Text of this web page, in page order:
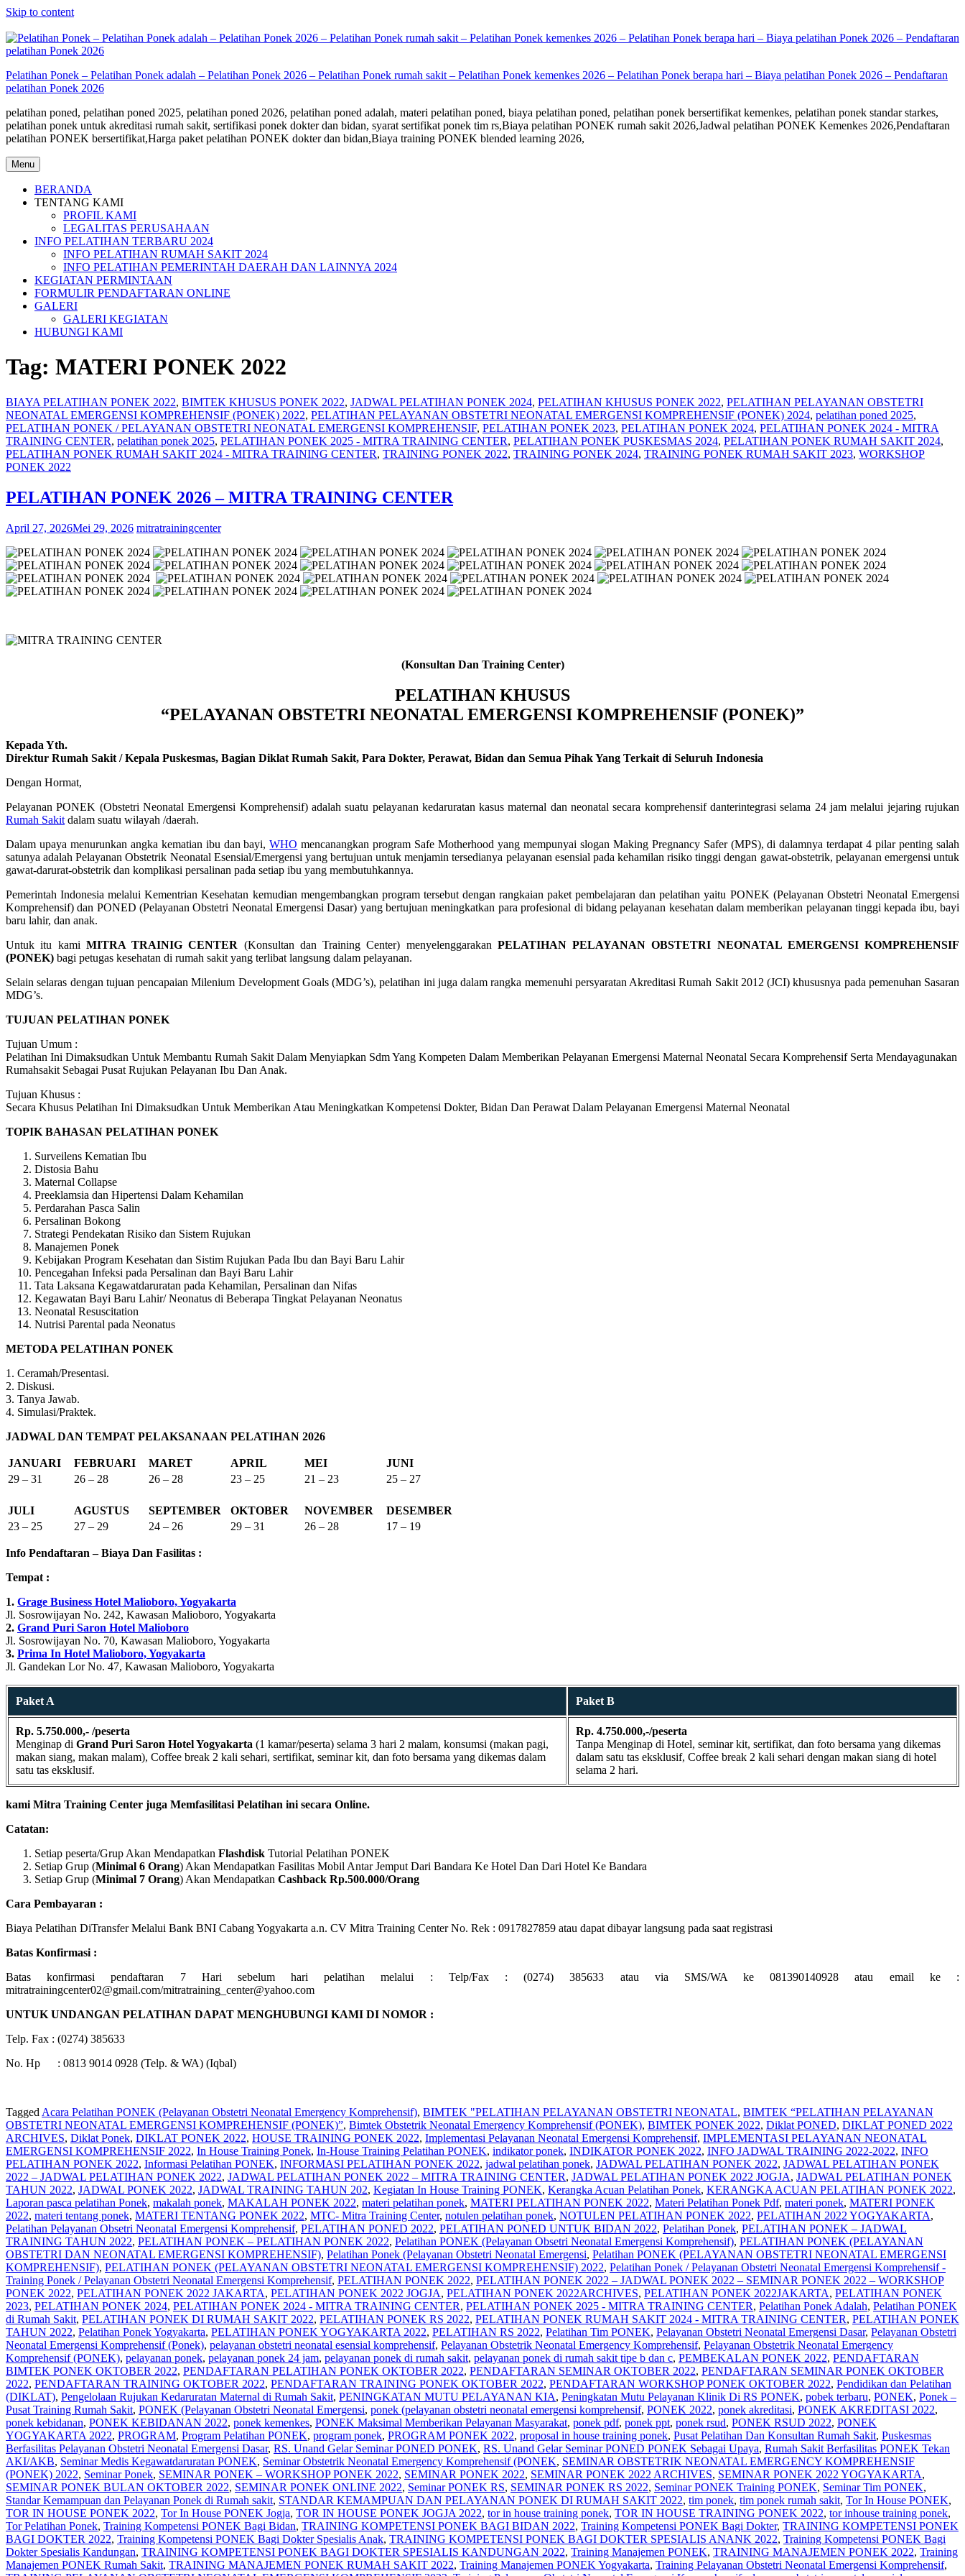
Skip to content
Pelatihan Ponek – Pelatihan Ponek adalah – Pelatihan Ponek 2026 – Pelatihan Ponek rumah sakit – Pelatihan Ponek kemenkes 2026 – Pelatihan Ponek berapa hari – Biaya pelatihan Ponek 2026 – Pendaftaran
pelatihan Ponek 2026
pelatihan poned, pelatihan poned 2025, pelatihan poned 2026, pelatihan poned adalah, materi pelatihan poned, biaya pelatihan poned, pelatihan ponek bersertifikat kemenkes, pelatihan ponek standar starkes,
pelatihan ponek untuk akreditasi rumah sakit, sertifikasi ponek dokter dan bidan, syarat sertifikat ponek tim rs,Biaya pelatihan PONEK rumah sakit 2026,Jadwal pelatihan PONEK Kemenkes 2026,Pendaftaran
pelatihan PONEK bersertifikat,Harga paket pelatihan PONEK dokter dan bidan,Biaya training PONEK blended learning 2026,
Menu
BERANDA
TENTANG KAMI
PROFIL KAMI
LEGALITAS PERUSAHAAN
INFO PELATIHAN TERBARU 2024
INFO PELATIHAN RUMAH SAKIT 2024
INFO PELATIHAN PEMERINTAH DAERAH DAN LAINNYA 2024
KEGIATAN PERMINTAAN
FORMULIR PENDAFTARAN ONLINE
GALERI
GALERI KEGIATAN
HUBUNGI KAMI
Tag: MATERI PONEK 2022
BIAYA PELATIHAN PONEK 2022, BIMTEK KHUSUS PONEK 2022, JADWAL PELATIHAN PONEK 2024, PELATIHAN KHUSUS PONEK 2022, PELATIHAN PELAYANAN OBSTETRI
NEONATAL EMERGENSI KOMPREHENSIF (PONEK) 2022, PELATIHAN PELAYANAN OBSTETRI NEONATAL EMERGENSI KOMPREHENSIF (PONEK) 2024, pelatihan poned 2025,
PELATIHAN PONEK / PELAYANAN OBSTETRI NEONATAL EMERGENSI KOMPREHENSIF, PELATIHAN PONEK 2023, PELATIHAN PONEK 2024, PELATIHAN PONEK 2024 - MITRA
TRAINING CENTER, pelatihan ponek 2025, PELATIHAN PONEK 2025 - MITRA TRAINING CENTER, PELATIHAN PONEK PUSKESMAS 2024, PELATIHAN PONEK RUMAH SAKIT 2024,
PELATIHAN PONEK RUMAH SAKIT 2024 - MITRA TRAINING CENTER, TRAINING PONEK 2022, TRAINING PONEK 2024, TRAINING PONEK RUMAH SAKIT 2023, WORKSHOP
PONEK 2022
PELATIHAN PONEK 2026 – MITRA TRAINING CENTER
April 27, 2026Mei 29, 2026 mitratrainingcenter
(Konsultan Dan Training Center)
PELATIHAN KHUSUS
“PELAYANAN OBSTETRI NEONATAL EMERGENSI KOMPREHENSIF (PONEK)”
Kepada Yth.
Direktur Rumah Sakit / Kepala Puskesmas, Bagian Diklat Rumah Sakit, Para Dokter, Perawat, Bidan dan Semua Pihak Yang Terkait di Seluruh Indonesia
Dengan Hormat,
Pelayanan PONEK (Obstetri Neonatal Emergensi Komprehensif) adalah suatu pelayanan kedaruratan kasus maternal dan neonatal secara komprehensif danterintegrasi selama 24 jam melalui jejaring rujukan
Rumah Sakit dalam suatu wilayah /daerah.
Dalam upaya menurunkan angka kematian ibu dan bayi,WHO mencanangkan program Safe Motherhood yang mempunyai slogan Making Pregnancy Safer (MPS), di dalamnya terdapat 4 pilar penting salah
satunya adalah Pelayanan Obstetrik Neonatal Esensial/Emergensi yang bertujuan untuk menjamin tersedianya pelayanan esensial pada kehamilan risiko tinggi dengan gawat-obstetrik, pelayanan emergensi untuk
gawat-darurat-obstetrik dan komplikasi persalinan pada setiap ibu yang membutuhkannya.
Pemerintah Indonesia melalui Kementrian Kesehatan kemudian mengembangkan program tersebut dengan rangkaian paket pembelajaran dan pelatihan yaitu PONEK (Pelayanan Obstetri Neonatal Emergensi
Komprehensif) dan PONED (Pelayanan Obstetri Neonatal Emergensi Dasar) yang bertujuan meningkatkan para profesional di bidang pelayanan kesehatan dalam memberikan pelayanan tinggi kepada ibu, bayi
baru lahir, dan anak.
Untuk itu kami MITRA TRAINIG CENTER (Konsultan dan Training Center) menyelenggarakan PELATIHAN PELAYANAN OBSTETRI NEONATAL EMERGENSI KOMPREHENSIF
(PONEK) bagi petugas kesehatan di rumah sakit yang terlibat langsung dalam pelayanan.
Selain selaras dengan tujuan pencapaian Milenium Development Goals (MDG’s), pelatihan ini juga dalam rangka memenuhi persyaratan Akreditasi Rumah Sakit 2012 (JCI) khususnya pada pemenuhan Sasaran
MDG’s.
TUJUAN PELATIHAN PONEK
Tujuan Umum :
Pelatihan Ini Dimaksudkan Untuk Membantu Rumah Sakit Dalam Menyiapkan Sdm Yang Kompeten Dalam Memberikan Pelayanan Emergensi Maternal Neonatal Secara Komprehensif Serta Mendayagunakan
Rumahsakit Sebagai Pusat Rujukan Pelayanan Ibu Dan Anak.
Tujuan Khusus :
Secara Khusus Pelatihan Ini Dimaksudkan Untuk Memberikan Atau Meningkatkan Kompetensi Dokter, Bidan Dan Perawat Dalam Pelayanan Emergensi Maternal Neonatal
TOPIK BAHASAN PELATIHAN PONEK
Surveilens Kematian Ibu
Distosia Bahu
Maternal Collapse
Preeklamsia dan Hipertensi Dalam Kehamilan
Perdarahan Pasca Salin
Persalinan Bokong
Strategi Pendekatan Risiko dan Sistem Rujukan
Manajemen Ponek
Kebijakan Program Kesehatan dan Sistim Rujukan Pada Ibu dan Bayi Baru Lahir
Pencegahan Infeksi pada Persalinan dan Bayi Baru Lahir
Tata Laksana Kegawatdaruratan pada Kehamilan, Persalinan dan Nifas
Kegawatan Bayi Baru Lahir/ Neonatus di Beberapa Tingkat Pelayanan Neonatus
Neonatal Resuscitation
Nutrisi Parental pada Neonatus
METODA PELATIHAN PONEK
1. Ceramah/Presentasi.
2. Diskusi.
3. Tanya Jawab.
4. Simulasi/Praktek.
JADWAL DAN TEMPAT PELAKSANAAN PELATIHAN 2026
JANUARI FEBRUARI MARET APRIL MEI
JUNI
29 – 31
26 – 28 26 – 28 23 – 25 21 – 23 25 – 27
JULI AGUSTUS SEPTEMBER OKTOBER NOVEMBER
DESEMBER
23 – 25
27 – 29 24 – 26 29 – 31 26 – 28 17 – 19
Info Pendaftaran – Biaya Dan Fasilitas :
Tempat :
1. Grage Business Hotel Malioboro, Yogyakarta
Jl. Sosrowijayan No. 242, Kawasan Malioboro, Yogyakarta
2. Grand Puri Saron Hotel Malioboro
Jl. Sosrowijayan No. 70, Kawasan Malioboro, Yogyakarta
3. Prima In Hotel Malioboro, Yogyakarta
Jl. Gandekan Lor No. 47, Kawasan Malioboro, Yogyakarta
Paket A Paket B
Rp. 5.750.000,- /peserta
Menginap di Grand Puri Saron Hotel Yogyakarta (1 kamar/peserta) selama 3 hari 2 malam, konsumsi (makan pagi,
makan siang, makan malam), Coffee break 2 kali sehari, sertifikat, seminar kit, dan foto bersama yang dikemas dalam
satu tas eksklusif.
Rp. 4.750.000,-/peserta
Tanpa Menginap di Hotel, seminar kit, sertifikat, dan foto bersama yang dikemas
dalam satu tas eksklusif, Coffee break 2 kali sehari dengan makan siang di hotel
selama 2 hari.
kami Mitra Training Center juga Memfasilitasi Pelatihan ini secara Online.
Catatan:
Setiap peserta/Grup Akan Mendapatkan Flashdisk Tutorial Pelatihan PONEK
Setiap Grup (Minimal 6 Orang) Akan Mendapatkan Fasilitas Mobil Antar Jemput Dari Bandara Ke Hotel Dan Dari Hotel Ke Bandara
Setiap Grup (Minimal 7 Orang) Akan Mendapatkan Cashback Rp.500.000/Orang
Cara Pembayaran :
Biaya Pelatihan DiTransfer Melalui Bank BNI Cabang Yogyakarta a.n. CV Mitra Training Center No. Rek : 0917827859 atau dapat dibayar langsung pada saat registrasi
Batas Konfirmasi :
Batas konfirmasi pendaftaran 7 Hari sebelum hari pelatihan melalui : Telp/Fax : (0274) 385633 atau via SMS/WA ke 081390140928 atau email ke :
mitratrainingcenter02@gmail.com/mitratraining_center@yahoo.com
UNTUK UNDANGAN PELATIHAN DAPAT MENGHUBUNGI KAMI DI NOMOR :
Telp. Fax : (0274) 385633
No. Hp : 0813 9014 0928 (Telp. & WA) (Iqbal)
Tagged Acara Pelatihan PONEK (Pelayanan Obstetri Neonatal Emergency Komprehensif), BIMTEK "PELATIHAN PELAYANAN OBSTETRI NEONATAL, BIMTEK “PELATIHAN PELAYANAN
OBSTETRI NEONATAL EMERGENSI KOMPREHENSIF (PONEK)”, Bimtek Obstetrik Neonatal Emergency Komprehensif (PONEK), BIMTEK PONEK 2022, Diklat PONED, DIKLAT PONED 2022
ARCHIVES, Diklat Ponek, DIKLAT PONEK 2022, HOUSE TRAINING PONEK 2022, Implementasi Pelayanan Neonatal Emergensi Komprehensif, IMPLEMENTASI PELAYANAN NEONATAL
EMERGENSI KOMPREHENSIF 2022, In House Training Ponek, In-House Training Pelatihan PONEK, indikator ponek, INDIKATOR PONEK 2022, INFO JADWAL TRAINING 2022-2022, INFO
PELATIHAN PONEK 2022, Informasi Pelatihan PONEK, INFORMASI PELATIHAN PONEK 2022, jadwal pelatihan ponek, JADWAL PELATIHAN PONEK 2022, JADWAL PELATIHAN PONEK
2022 – JADWAL PELATIHAN PONEK 2022, JADWAL PELATIHAN PONEK 2022 – MITRA TRAINING CENTER, JADWAL PELATIHAN PONEK 2022 JOGJA, JADWAL PELATIHAN PONEK
TAHUN 2022, JADWAL PONEK 2022, JADWAL TRAINING TAHUN 202, Kegiatan In House Training PONEK, Kerangka Acuan Pelatihan Ponek, KERANGKA ACUAN PELATIHAN PONEK 2022,
Laporan pasca pelatihan Ponek, makalah ponek, MAKALAH PONEK 2022, materi pelatihan ponek, MATERI PELATIHAN PONEK 2022, Materi Pelatihan Ponek Pdf, materi ponek, MATERI PONEK
2022, materi tentang ponek, MATERI TENTANG PONEK 2022, MTC- Mitra Training Center, notulen pelatihan ponek, NOTULEN PELATIHAN PONEK 2022, PELATIHAN 2022 YOGYAKARTA,
Pelatihan Pelayanan Obsetri Neonatal Emergensi Komprehensif, PELATIHAN PONED 2022, PELATIHAN PONED UNTUK BIDAN 2022, Pelatihan Ponek, PELATIHAN PONEK – JADWAL
TRAINING TAHUN 2022, PELATIHAN PONEK – PELATIHAN PONEK 2022, Pelatihan PONEK (Pelayanan Obsetri Neonatal Emergensi Komprehensif), PELATIHAN PONEK (PELAYANAN
OBSTETRI DAN NEONATAL EMERGENSI KOMPREHENSIF), Pelatihan Ponek (Pelayanan Obstetri Neonatal Emergensi, Pelatihan PONEK (PELAYANAN OBSTETRI NEONATAL EMERGENSI
KOMPREHENSIF), PELATIHAN PONEK (PELAYANAN OBSTETRI NEONATAL EMERGENSI KOMPREHENSIF) 2022, Pelatihan Ponek / Pelayanan Obstetri Neonatal Emergensi Komprehensif -
Training Ponek / Pelayanan Obstetri Neonatal Emergensi Komprehensif, PELATIHAN PONEK 2022, PELATIHAN PONEK 2022 – JADWAL PONEK 2022 – SEMINAR PONEK 2022 – WORKSHOP
PONEK 2022, PELATIHAN PONEK 2022 JAKARTA, PELATIHAN PONEK 2022 JOGJA, PELATIHAN PONEK 2022ARCHIVES, PELATIHAN PONEK 2022JAKARTA, PELATIHAN PONEK
2023, PELATIHAN PONEK 2024, PELATIHAN PONEK 2024 - MITRA TRAINING CENTER, PELATIHAN PONEK 2025 - MITRA TRAINING CENTER, Pelatihan Ponek Adalah, Pelatihan PONEK
di Rumah Sakit, PELATIHAN PONEK DI RUMAH SAKIT 2022, PELATIHAN PONEK RS 2022, PELATIHAN PONEK RUMAH SAKIT 2024 - MITRA TRAINING CENTER, PELATIHAN PONEK
TAHUN 2022, Pelatihan Ponek Yogyakarta, PELATIHAN PONEK YOGYAKARTA 2022, PELATIHAN RS 2022, Pelatihan Tim PONEK, Pelayanan Obstetri Neonatal Emergensi Dasar, Pelayanan Obstetri
Neonatal Emergensi Komprehensif (Ponek), pelayanan obstetri neonatal esensial komprehensif, Pelayanan Obstetrik Neonatal Emergency Komprehensif, Pelayanan Obstetrik Neonatal Emergency
Komprehensif (PONEK), pelayanan ponek, pelayanan ponek 24 jam, pelayanan ponek di rumah sakit, pelayanan ponek di rumah sakit tipe b dan c, PEMBEKALAN PONEK 2022, PENDAFTARAN
BIMTEK PONEK OKTOBER 2022, PENDAFTARAN PELATIHAN PONEK OKTOBER 2022, PENDAFTARAN SEMINAR OKTOBER 2022, PENDAFTARAN SEMINAR PONEK OKTOBER
2022, PENDAFTARAN TRAINING OKTOBER 2022, PENDAFTARAN TRAINING PONEK OKTOBER 2022, PENDAFTARAN WORKSHOP PONEK OKTOBER 2022, Pendidikan dan Pelatihan
(DIKLAT), Pengelolaan Rujukan Kedaruratan Maternal di Rumah Sakit, PENINGKATAN MUTU PELAYANAN KIA, Peningkatan Mutu Pelayanan Klinik Di RS PONEK, pobek terbaru, PONEK, Ponek –
Pusat Training Rumah Sakit, PONEK (Pelayanan Obstetri Neonatal Emergensi, ponek (pelayanan obstetri neonatal emergensi komprehensif, PONEK 2022, ponek akreditasi, PONEK AKREDITASI 2022,
ponek kebidanan, PONEK KEBIDANAN 2022, ponek kemenkes, PONEK Maksimal Memberikan Pelayanan Masyarakat, ponek pdf, ponek ppt, ponek rsud, PONEK RSUD 2022, PONEK
YOGYAKARTA 2022, PROGRAM, Program Pelatihan PONEK, program ponek, PROGRAM PONEK 2022, proposal in house training ponek, Pusat Pelatihan Dan Konsultan Rumah Sakit, Puskesmas
Berfasilitas Pelayanan Obstetri Neonatal Emergensi Dasar, RS. Unand Gelar Seminar PONED PONEK, RS. Unand Gelar Seminar PONED PONEK Sebagai Upaya, Rumah Sakit Berfasilitas PONEK Tekan
AKI/AKB, Seminar Medis Kegawatdaruratan PONEK, Seminar Obstetrik Neonatal Emergency Komprehensif (PONEK, SEMINAR OBSTETRIK NEONATAL EMERGENCY KOMPREHENSIF
(PONEK) 2022, Seminar Ponek, SEMINAR PONEK – WORKSHOP PONEK 2022, SEMINAR PONEK 2022, SEMINAR PONEK 2022 ARCHIVES, SEMINAR PONEK 2022 YOGYAKARTA,
SEMINAR PONEK BULAN OKTOBER 2022, SEMINAR PONEK ONLINE 2022, Seminar PONEK RS, SEMINAR PONEK RS 2022, Seminar PONEK Training PONEK, Seminar Tim PONEK,
Standar Kemampuan dan Pelayanan Ponek di Rumah sakit, STANDAR KEMAMPUAN DAN PELAYANAN PONEK DI RUMAH SAKIT 2022, tim ponek, tim ponek rumah sakit, Tor In House PONEK,
TOR IN HOUSE PONEK 2022, Tor In House PONEK Jogja, TOR IN HOUSE PONEK JOGJA 2022, tor in house training ponek, TOR IN HOUSE TRAINING PONEK 2022, tor inhouse training ponek,
Tor Pelatihan Ponek, Training Kompetensi PONEK Bagi Bidan, TRAINING KOMPETENSI PONEK BAGI BIDAN 2022, Training Kompetensi PONEK Bagi Dokter, TRAINING KOMPETENSI PONEK
BAGI DOKTER 2022, Training Kompetensi PONEK Bagi Dokter Spesialis Anak, TRAINING KOMPETENSI PONEK BAGI DOKTER SPESIALIS ANANK 2022, Training Kompetensi PONEK Bagi
Dokter Spesialis Kandungan, TRAINING KOMPETENSI PONEK BAGI DOKTER SPESIALIS KANDUNGAN 2022, Training Manajemen PONEK, TRAINING MANAJEMEN PONEK 2022, Training
Manajemen PONEK Rumah Sakit, TRAINING MANAJEMEN PONEK RUMAH SAKIT 2022, Training Manajemen PONEK Yogyakarta, Training Pelayanan Obstetri Neonatal Emergensi Komprehensif,